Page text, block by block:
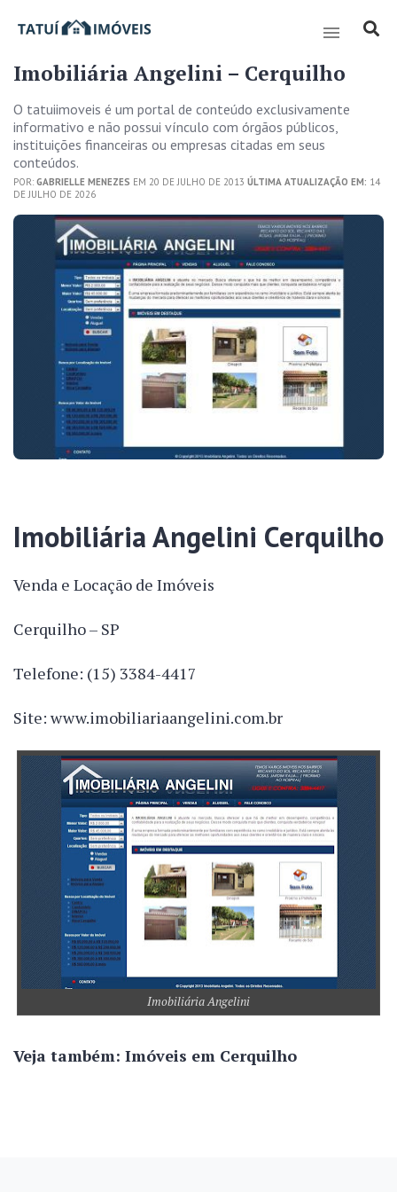
Imobiliária Angelini – Cerquilho
O tatuiimoveis é um portal de conteúdo exclusivamente
informativo e não possui vínculo com órgãos públicos,
instituições financeiras ou empresas citadas em seus
conteúdos.
POR: GABRIELLE MENEZES EM 20 DE JULHO DE 2013 ÚLTIMA ATUALIZAÇÃO EM: 14
DE JULHO DE 2026
Imobiliária Angelini Cerquilho
Venda e Locação de Imóveis
Cerquilho – SP
Telefone: (15) 3384-4417
Site: www.imobiliariaangelini.com.br
Imobiliária Angelini
Veja também: Imóveis em Cerquilho